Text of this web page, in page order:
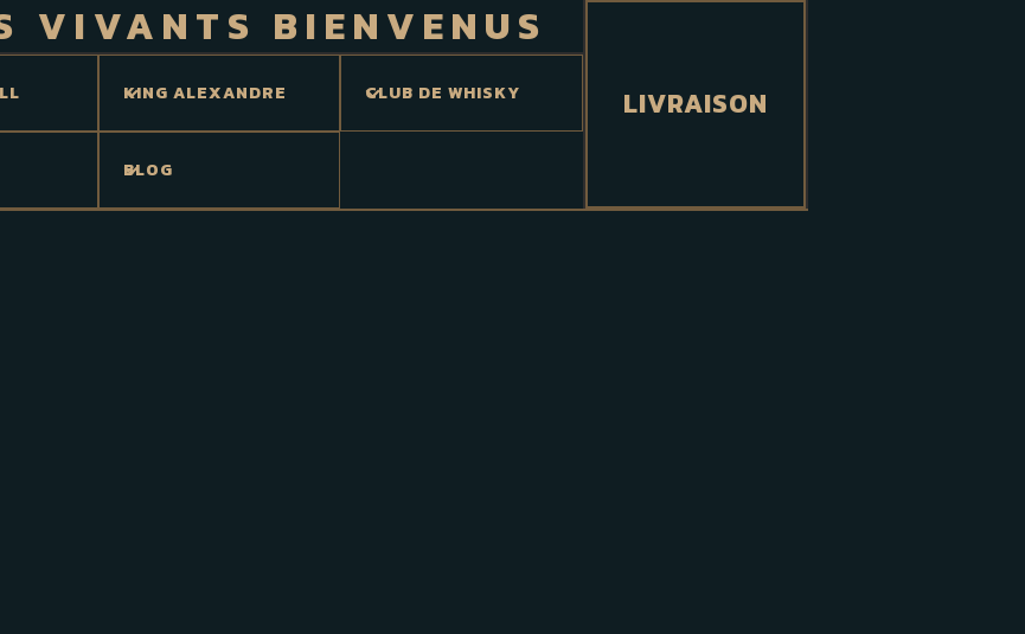
VIVANTS BIENVENUS
KING ALEXANDRE CLUB DE WHISKY
BLOG
LIVRAISON